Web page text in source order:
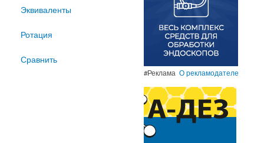
Эквиваленты
Ротация
Сравнить
#Реклама О рекламодателе